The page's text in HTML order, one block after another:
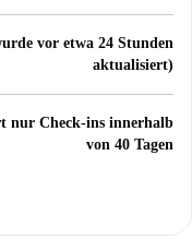
vor etwa 24 Stunden
aktualisiert)
nur Check-ins innerhalb
von 40 Tagen